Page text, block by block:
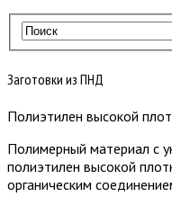
Заготовки из ПНД
Полиэтилен высокой
Полимерный материал с
полиэтилен высокой
органическим